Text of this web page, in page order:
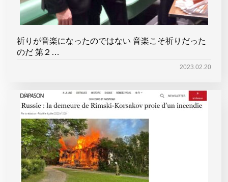
祈りが音楽になったのではない 音楽こそ祈りだった
のだ 第２…
2023.02.20